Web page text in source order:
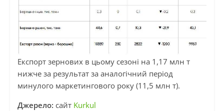
Експорт зернових в цьому сезоні на 1,17 млн ​​т
нижче за результат за аналогічний період
минулого маркетингового року (11,5 млн т).
Джерело: сайт Kurkul